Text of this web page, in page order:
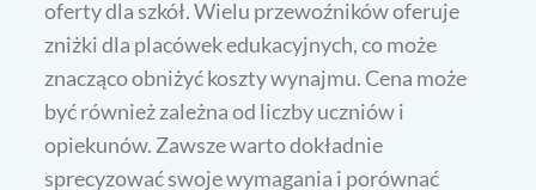
oferty dla szkół. Wielu przewoźników oferuje
zniżki dla placówek edukacyjnych, co może
znacząco obniżyć koszty wynajmu. Cena może
być również zależna od liczby uczniów i
opiekunów. Zawsze warto dokładnie
sprecyzować swoje wymagania i porównać